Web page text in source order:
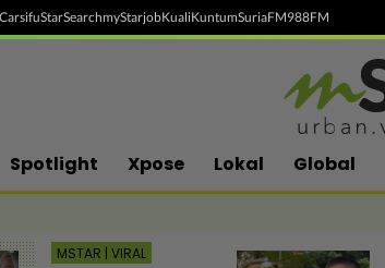
StarSearchmyStarjobKualiKuntumSuriaFM988FM
Spotlight Xpose Lokal Global
MSTAR | VIRAL